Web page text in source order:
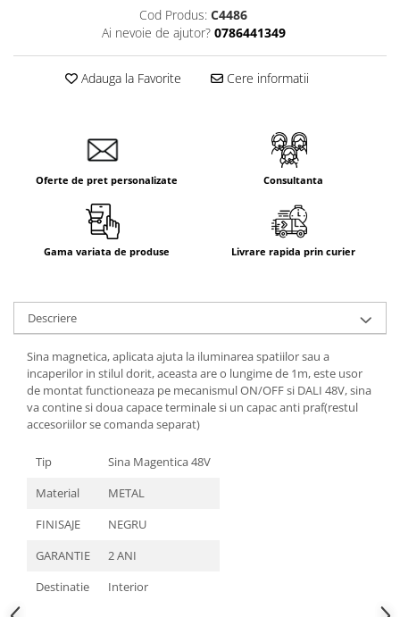
Aparataj Smart
Livolo
Intrerupatoare Touch / Standard
Prize + Intrerupatoare
Living Now With Netatmo
Aparataj Aplicat
Aparataj Clasic
Gama Legrand Niloe
Panasonic Arkedia Slim
Bticino Living NOW
Bticino AXOLUTE AIR
Gama Matix Bticino
Legrand Mosaic
Doze de Pardoseala
Doze de Pardoseala Universale
Cod Produs: C4486
Ai nevoie de ajutor? 0786441349
Adauga la Favorite Cere informatii
Oferte de pret personalizate Consultanta
Gama variata de produse Livrare rapida prin curier
Descriere
Sina magnetica, aplicata ajuta la iluminarea spatiilor sau a
incaperilor in stilul dorit, aceasta are o lungime de 1m, este usor
de montat functioneaza pe mecanismul ON/OFF si DALI 48V, sina
va contine si doua capace terminale si un capac anti praf(restul
accesoriilor se comanda separat)
Tip
Sina Magentica 48V
Material
METAL
FINISAJE
NEGRU
GARANTIE
2 ANI
Destinatie
Interior